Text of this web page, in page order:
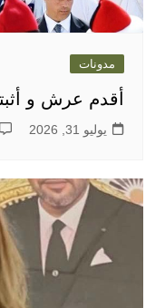
أقدم عرش و أثبته
يوليو 31, 2026 0